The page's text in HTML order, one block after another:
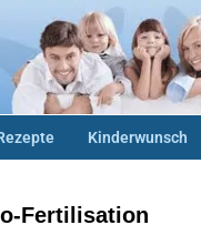
Kinderwunsch
Fertilisation